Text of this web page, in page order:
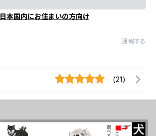
日本国内にお住まいの方向け
通報する
(21)